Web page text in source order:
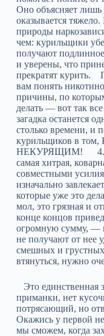
Оно объясняет
оказывается
природы
чем: курильщики
получают
и уверены, что
прекратят курить.
вам понять
причины, по
делать — вот так
загадка останется
столько времени, и
курильщиков в
НЕКУРЯЩИМ! 4.
самая хитрая,
совместными
изначально
которые уже это
мол, это грязная и
конце концов
огромную сумму, —
не получают от нее
смешных и
втянуться, нужно
Это единственная
приманки, нет
потрясающий, но
Окажись у первой
мы сможем, когда